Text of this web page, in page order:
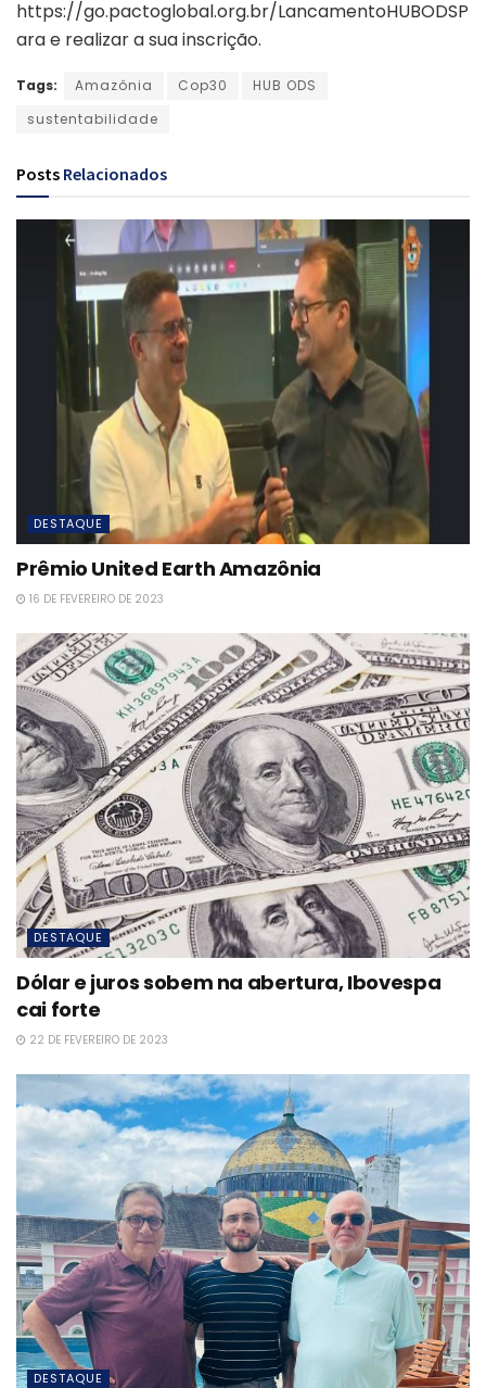
https://go.pactoglobal.org.br/LancamentoHUBODSP
ara e realizar a sua inscrição.
Tags: Amazônia Cop30
HUB ODS
sustentabilidade
Posts Relacionados
DESTAQUE
Prêmio United Earth Amazônia
16 DE FEVEREIRO DE 2023
DESTAQUE
Dólar e juros sobem na abertura, Ibovespa
cai forte
22 DE FEVEREIRO DE 2023
DESTAQUE